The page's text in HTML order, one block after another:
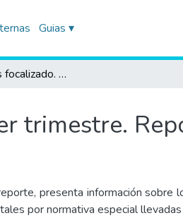
Guias ▾
OEFA en cifras focalizado. 2023, tercer trimestre. Reporte estadístico.
trimestre.
presenta información sobre
por normativa especial